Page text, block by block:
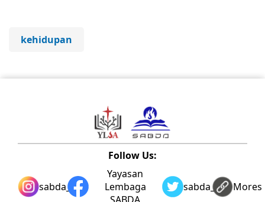
kehidupan
Follow Us:
sabda_ylsa
Yayasan
Lembaga
SABDA
sabda_ylsaMores